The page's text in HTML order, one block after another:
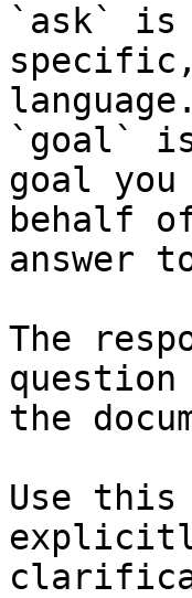
`ask` is
language.
`goal`
goal
behalf
answer
The
the
Use this